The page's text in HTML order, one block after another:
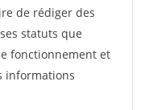
de rédiger des
statuts que
fonctionnement et
informations